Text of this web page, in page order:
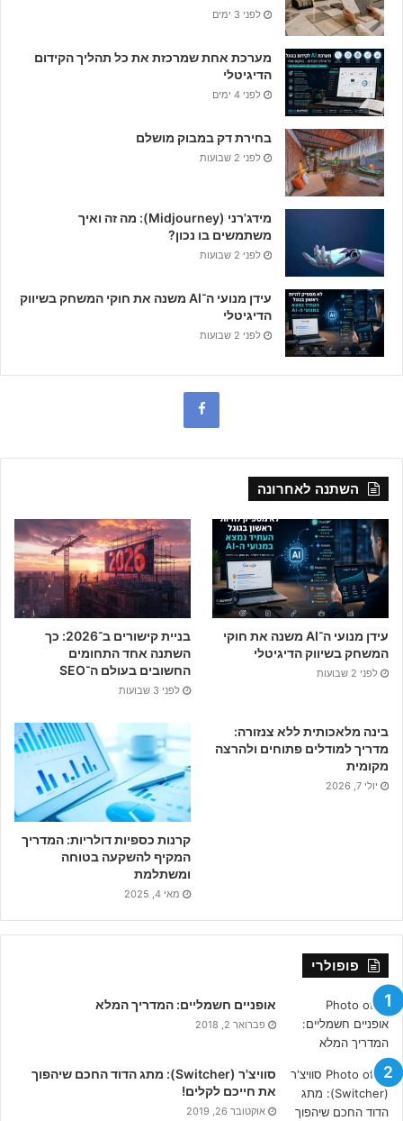
לפני 3 ימים
מערכת אחת שמרכזת את כל תהליך הקידום
הדיגיטלי
לפני 4 ימים
בחירת דק במבוק מושלם
לפני 2 שבועות
מידג'רני (Midjourney): מה זה ואיך
משתמשים בו נכון?
לפני 2 שבועות
עידן מנועי ה־AI משנה את חוקי המשחק בשיווק
הדיגיטלי
לפני 2 שבועות
b
o
o
k
השתנה לאחרונה
עידן מנועי ה־AI משנה את חוקי
המשחק בשיווק הדיגיטלי
לפני 2 שבועות
בניית קישורים ב־2026: כך
השתנה אחד התחומים
החשובים בעולם ה־SEO
לפני 3 שבועות
בינה מלאכותית ללא צנזורה:
מדריך למודלים פתוחים ולהרצה
מקומית
יולי 7, 2026
קרנות כספיות דולריות: המדריך
המקיף להשקעה בטוחה
ומשתלמת
מאי 4, 2025
פופולרי
אופניים חשמליים: המדריך המלא
פברואר 2, 2018
סוויצ'ר (Switcher): מתג הדוד החכם שיהפוך
את חייכם לקלים!
אוקטובר 26, 2019